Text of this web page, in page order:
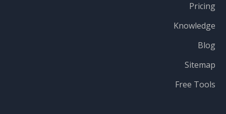
Pricing
Knowledge
Blog
Sitemap
Free Tools